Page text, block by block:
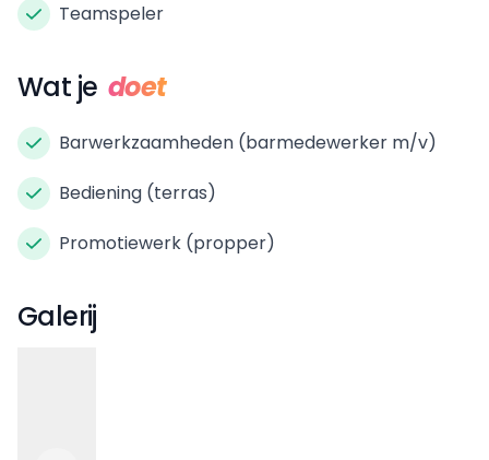
Teamspeler
Wat je doet
Barwerkzaamheden (barmedewerker m/v)
Bediening (terras)
Promotiewerk (propper)
Galerij